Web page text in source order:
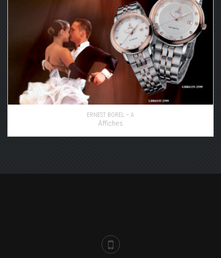
ERNEST BOREL – A
Affiches